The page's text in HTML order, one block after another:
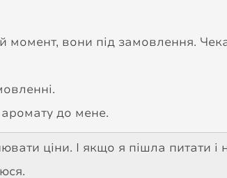
вони під замовлення.
аромату до мене.
ціни. І якщо я пішла питати і